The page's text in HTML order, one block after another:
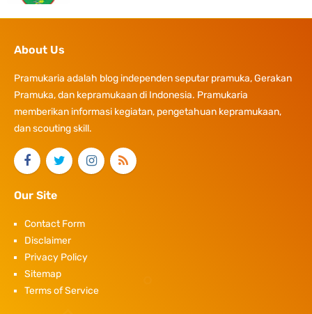
About Us
Pramukaria adalah blog independen seputar pramuka, Gerakan
Pramuka, dan kepramukaan di Indonesia. Pramukaria
memberikan informasi kegiatan, pengetahuan kepramukaan,
dan scouting skill.
Our Site
Contact Form
Disclaimer
Privacy Policy
Sitemap
Terms of Service